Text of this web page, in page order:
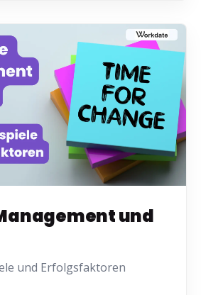
und
und Erfolgsfaktoren